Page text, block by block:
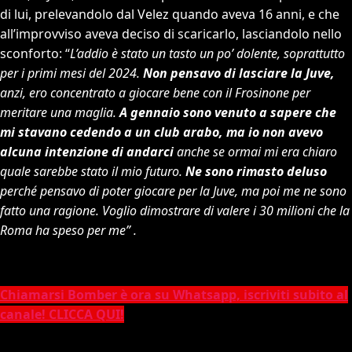
di lui, prelevandolo dal Velez quando aveva 16 anni, e che
all’improvviso aveva deciso di scaricarlo, lasciandolo nello
sconforto: “L’addio è stato un tasto un po’ dolente, soprattutto
per i primi mesi del 2024. Non pensavo di lasciare la Juve,
anzi, ero concentrato a giocare bene con il Frosinone per
meritare una maglia.A gennaio sono venuto a sapere che
mi stavano cedendo a un club arabo, ma io non avevo
alcuna intenzione di andarcianche se ormai mi era chiaro
quale sarebbe stato il mio futuro. Ne sono rimasto deluso
perché pensavo di poter giocare per la Juve, ma poi me ne sono
fatto una ragione. Voglio dimostrare di valere i 30 milioni che la
Roma ha speso per me” .
Chiamarsi Bomber è ora su Whatsapp, iscriviti subito al
canale! CLICCA QUI!